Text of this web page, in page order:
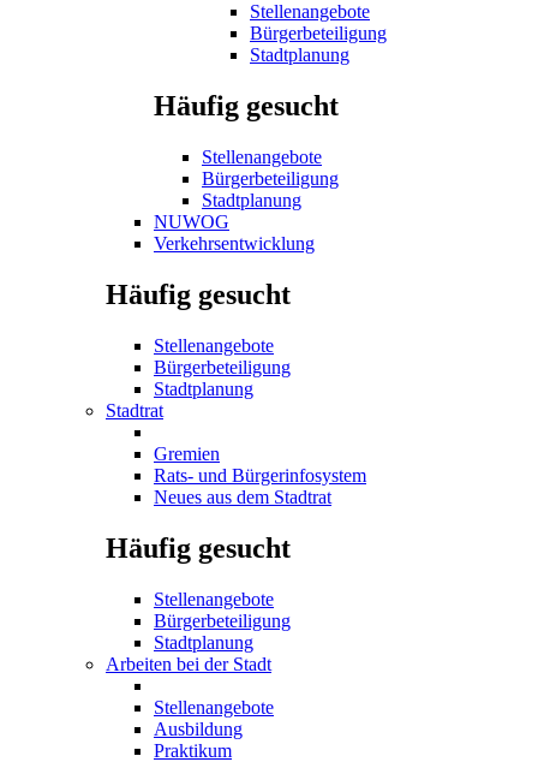
Stellenangebote
Bürgerbeteiligung
Stadtplanung
Häufig gesucht
Stellenangebote
Bürgerbeteiligung
Stadtplanung
NUWOG
Verkehrsentwicklung
Häufig gesucht
Stellenangebote
Bürgerbeteiligung
Stadtplanung
Stadtrat
Gremien
Rats- und Bürgerinfosystem
Neues aus dem Stadtrat
Häufig gesucht
Stellenangebote
Bürgerbeteiligung
Stadtplanung
Arbeiten bei der Stadt
Stellenangebote
Ausbildung
Praktikum